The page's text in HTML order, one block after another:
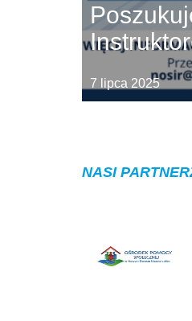
7 lipca 2025
NASI